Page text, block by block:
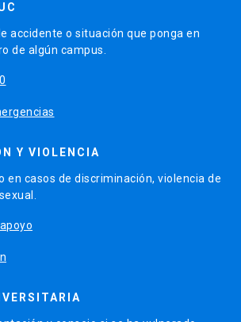
accidente o situación que ponga en
de algún campus.
Y VIOLENCIA
en casos de discriminación, violencia de